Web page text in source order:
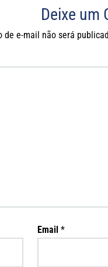
Deixe um
de e-mail não será
Email *